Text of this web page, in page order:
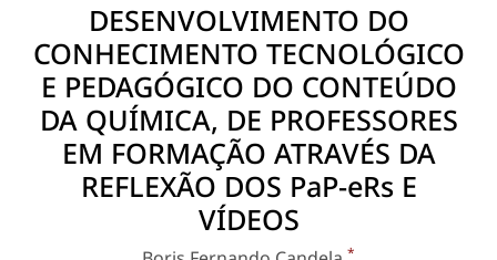
DESENVOLVIMENTO DO
CONHECIMENTO TECNOLÓGICO
E PEDAGÓGICO DO CONTEÚDO
DA QUÍMICA, DE PROFESSORES
EM FORMAÇÃO ATRAVÉS DA
REFLEXÃO DOS PaP-eRs E
VÍDEOS
*